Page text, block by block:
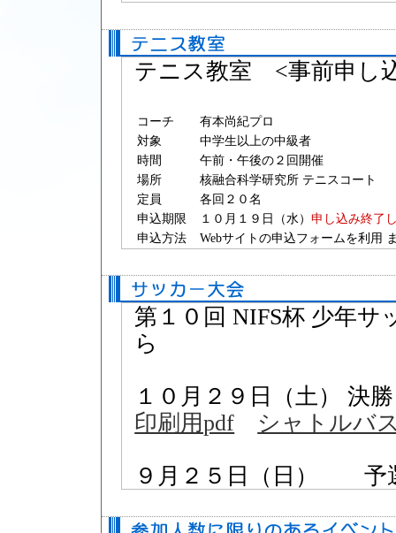
テニス教室 <事前申し
コーチ
有本尚紀プロ
対象
中学生以上の中級者
時間
午前・午後の２回開催
場所
核融合科学研究所 テニスコート
定員
各回２０名
申込期限
１０月１９日（水）申し込み終了
申込方法
Webサイトの申込フォームを利用
第１０回 NIFS杯 少年
ら
１０月２９日（土）
印刷用pdf
シャトルバ
９月２５日（日）